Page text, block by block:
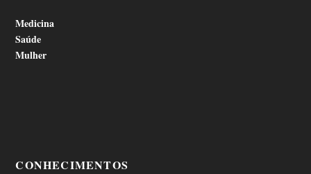
Medicina
Saúde
Mulher
CONHECIMENTOS